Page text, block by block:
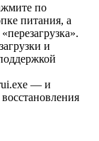
по
питания, а
и
— и